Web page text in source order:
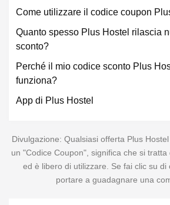
Come utilizzare il codice coupon
Quanto spesso Plus Hostel rilascia
sconto?
Perché il mio codice sconto Plus
funziona?
App di Plus Hostel
Divulgazione: Qualsiasi offerta Plus
un "Codice Coupon", significa che si
ed è libero di utilizzare. Se fai clic su di
portare a guadagnare una